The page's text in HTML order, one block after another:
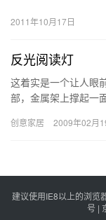
2011年10月17日
反光阅读灯
这着实是一个让人眼
部，金属架上撑起一
创意家居 2009年02月
建议使用IE8以上的浏览
号 |